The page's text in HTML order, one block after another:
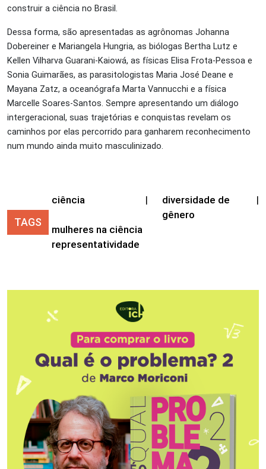
construir a ciência no Brasil.
Dessa forma, são apresentadas as agrônomas Johanna
Dobereiner e Mariangela Hungria, as biólogas Bertha Lutz e
Kellen Vilharva Guarani-Kaiowá, as físicas Elisa Frota-Pessoa e
Sonia Guimarães, as parasitologistas Maria José Deane e
Mayana Zatz, a oceanógrafa Marta Vannucchi e a física
Marcelle Soares-Santos. Sempre apresentando um diálogo
intergeracional, suas trajetórias e conquistas revelam os
caminhos por elas percorrido para ganharem reconhecimento
num mundo ainda muito masculinizado.
TAGS
ciência |
diversidade de
gênero
|
mulheres na ciência
representatividade